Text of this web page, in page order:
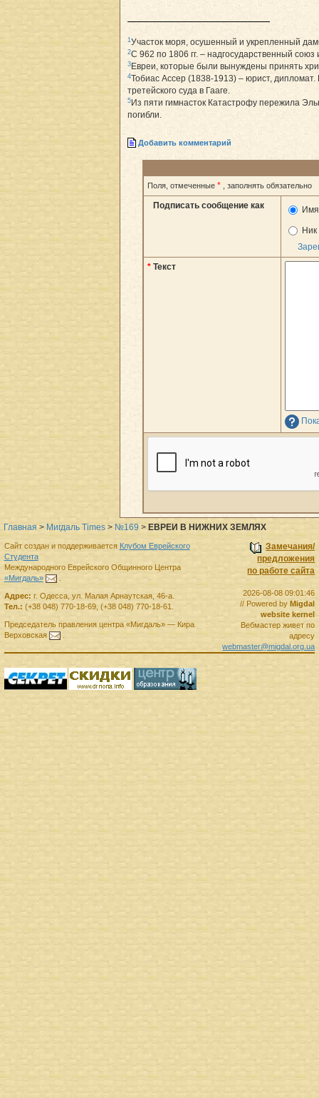
1 Участок моря, осушенный и укрепленный
2С 962 по 1806 гг. – надгосударственный союз
3 Евреи, которые были вынуждены принять
4Тобиас Ассер (1838-1913) – юрист,
третейского суда в Гааге.
5 Из пяти гимнасток Катастрофу пережила
погибли.
Добавить комментарий
Поля, отмеченные * , заполнять обязательно
Подписать сообщение как
Ник
* Текст
Главная > Мигдаль Times > №169 > ЕВРЕИ В НИЖНИХ ЗЕМЛЯХ
Замечания/
предложения
по работе сайта
2026-08-08 09:01:46
// Powered byMigdal
website kernel
Вебмастер живет по
адресу
webmaster@migdal.org.ua
Сайт создан и поддерживается Клубом Еврейского
Студента
Международного Еврейского Общинного Центра
«Мигдаль»
.
Адрес: г. Одесса, ул. Малая Арнаутская, 46-а.
Тел.: (+38 048) 770-18-69, (+38 048) 770-18-61
Председатель правленияцентра «Мигдаль»— Кира
Верховская
.